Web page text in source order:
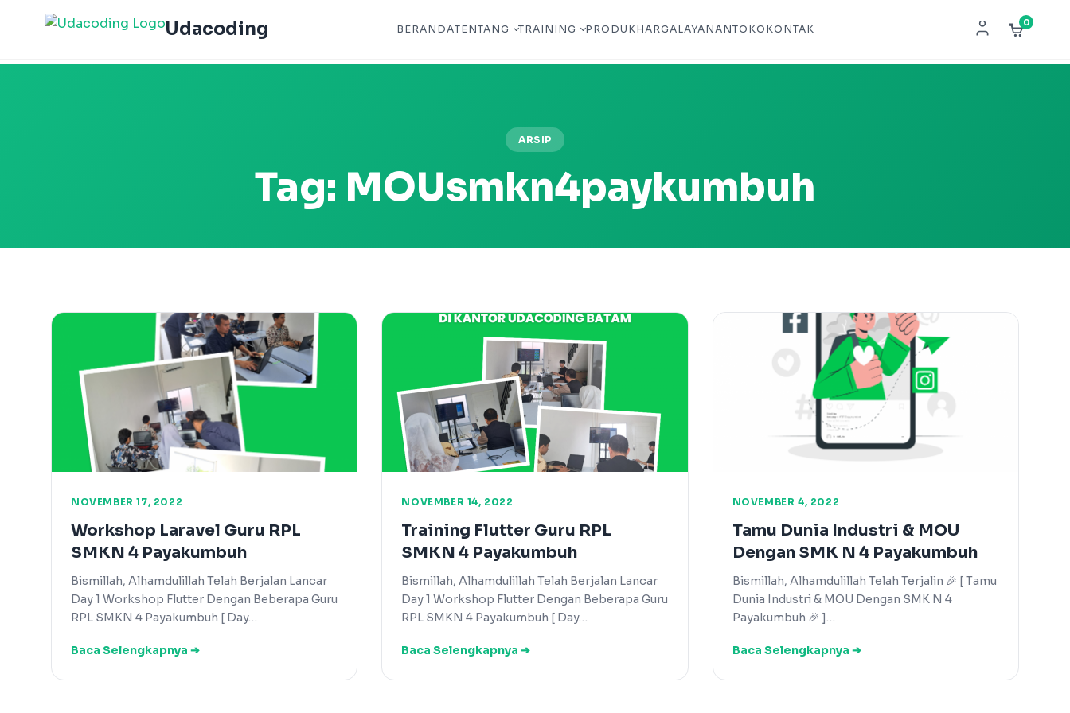
Udacoding BERANDATENTANG TRAINING PRODUKHARGALAYANANTOKOKONTAK
0
ARSIP
Tag: MOUsmkn4paykumbuh
NOVEMBER 17, 2022
Workshop Laravel Guru RPL
SMKN 4 Payakumbuh
Bismillah, Alhamdulillah Telah Berjalan Lancar
Day 1 Workshop Flutter Dengan Beberapa Guru
RPL SMKN 4 Payakumbuh [ Day…
Baca Selengkapnya ➔
NOVEMBER 14, 2022
Training Flutter Guru RPL
SMKN 4 Payakumbuh
Bismillah, Alhamdulillah Telah Berjalan Lancar
Day 1 Workshop Flutter Dengan Beberapa Guru
RPL SMKN 4 Payakumbuh [ Day…
Baca Selengkapnya ➔
NOVEMBER 4, 2022
Tamu Dunia Industri & MOU
Dengan SMK N 4 Payakumbuh
Bismillah, Alhamdulillah Telah Terjalin 🎉 [ Tamu
Dunia Industri & MOU Dengan SMK N 4
Payakumbuh 🎉 ]…
Baca Selengkapnya ➔